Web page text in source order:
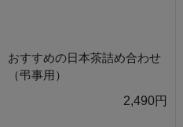
おすすめの日本茶詰め合わせ
（弔事用）
2,490円